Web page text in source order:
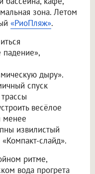
зона. Летом
«РиоПляж».
падение»,
дыру».
спуск
весёлое
менее
извилистый
слайд».
ритме,
вода прогрета